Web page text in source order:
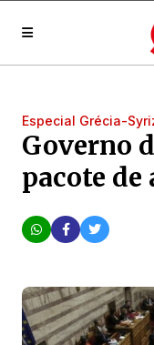
Especial Grécia-
Governo
pacote de